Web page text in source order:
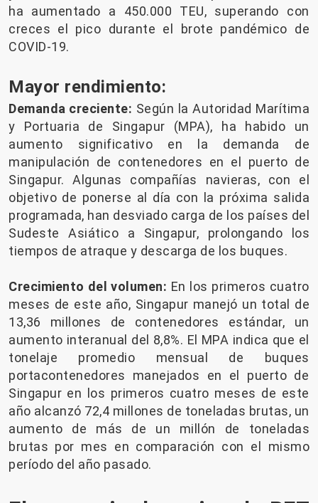
ha aumentado a 450.000 TEU, superando con
creces el pico durante el brote pandémico de
COVID-19.
Mayor rendimiento:
Demanda creciente: Según la Autoridad Marítima
y Portuaria de Singapur (MPA), ha habido un
aumento significativo en la demanda de
manipulación de contenedores en el puerto de
Singapur. Algunas compañías navieras, con el
objetivo de ponerse al día con la próxima salida
programada, han desviado carga de los países del
Sudeste Asiático a Singapur, prolongando los
tiempos de atraque y descarga de los buques.
Crecimiento del volumen: En los primeros cuatro
meses de este año, Singapur manejó un total de
13,36 millones de contenedores estándar, un
aumento interanual del 8,8%. El MPA indica que el
tonelaje promedio mensual de buques
portacontenedores manejados en el puerto de
Singapur en los primeros cuatro meses de este
año alcanzó 72,4 millones de toneladas brutas, un
aumento de más de un millón de toneladas
brutas por mes en comparación con el mismo
período del año pasado.